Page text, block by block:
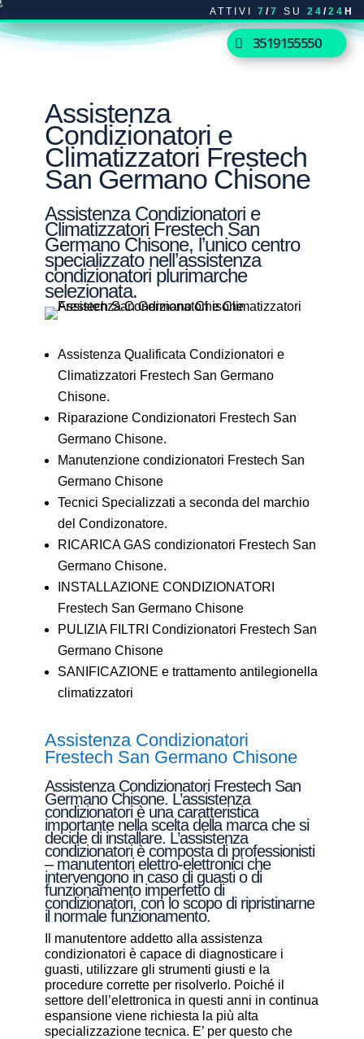
ATTIVI 7 /7 SU 24 /24 H
3519155550
Assistenza
Condizionatori e
Climatizzatori Frestech
San Germano Chisone
Assistenza Condizionatori e
Climatizzatori Frestech San
Germano Chisone, l’unico centro
specializzato nell’assistenza
condizionatori plurimarche
selezionata.
Assistenza Qualificata Condizionatori e
Climatizzatori Frestech San Germano
Chisone.
Riparazione Condizionatori Frestech San
Germano Chisone.
Manutenzione condizionatori Frestech San
Germano Chisone
Tecnici Specializzati a seconda del marchio
del Condizonatore.
RICARICA GAS condizionatori Frestech San
Germano Chisone.
INSTALLAZIONE CONDIZIONATORI
Frestech San Germano Chisone
PULIZIA FILTRI Condizionatori Frestech San
Germano Chisone
SANIFICAZIONE e trattamento antilegionella
climatizzatori
Assistenza Condizionatori
Frestech San Germano Chisone
Assistenza Condizionatori Frestech San
Germano Chisone. L’assistenza
condizionatori è una caratteristica
importante nella scelta della marca che si
decide di installare. L’assistenza
condizionatori è composta di professionisti
– manutentori elettro-elettronici che
intervengono in caso di guasti o di
funzionamento imperfetto di
condizionatori, con lo scopo di ripristinarne
il normale funzionamento.
Il manutentore addetto alla assistenza
condizionatori è capace di diagnosticare i
guasti, utilizzare gli strumenti giusti e la
procedure corrette per risolverlo. Poiché il
settore dell’elettronica in questi anni in continua
espansione viene richiesta la più alta
specializzazione tecnica. E’ per questo che